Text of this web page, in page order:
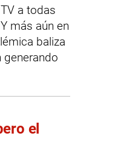
a todas
más aún en
baliza
el